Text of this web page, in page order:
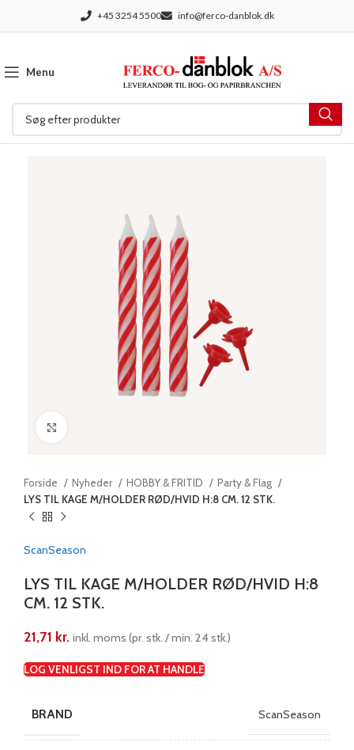
+45 3254 5500 info@ferco-danblok.dk
Menu
Forside Nyheder HOBBY & FRITID
Party & Flag
LYS TIL KAGE M/HOLDER RØD/HVID H:8 CM. 12 STK.
ScanSeason
LYS TIL KAGE M/HOLDER RØD/HVID H:8
CM. 12 STK.
21,71 kr. inkl. moms (pr. stk. / min. 24 stk.)
LOG VENLIGST IND FOR AT HANDLE
BRAND ScanSeason